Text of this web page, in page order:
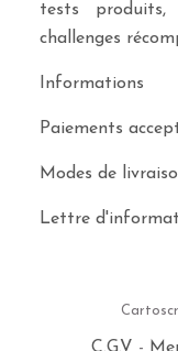
tests
challenges
Informations
Paiements
Modes de
Lettre